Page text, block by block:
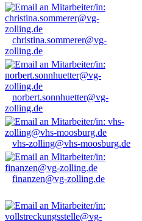
christina.sommerer@vg-
zolling.de
norbert.sonnhuetter@vg-
zolling.de
vhs-zolling@vhs-moosburg.de
finanzen@vg-zolling.de